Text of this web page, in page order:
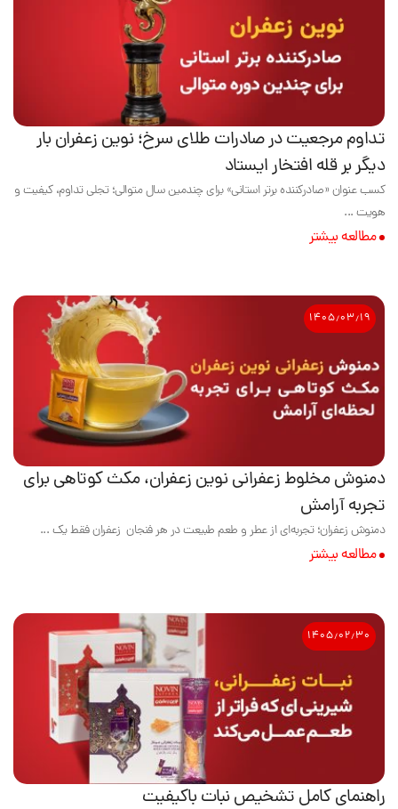
تداوم مرجعیت در صادرات طلای سرخ؛ نوین زعفران بار
دیگر بر قله افتخار ایستاد
کسب عنوان «صادرکننده برتر استانی» برای چندمین سال متوالی؛ تجلی تداوم، کیفیت و
هویت ...
مطالعه بیشتر
۱۴۰۵٫۰۳٫۱۹
دمنوش مخلوط زعفرانی نوین زعفران، مکث کوتاهی برای
تجربه آرامش
دمنوش زعفران؛ تجربه‌ای از عطر و طعم طبیعت در هر فنجان زعفران فقط یک ...
مطالعه بیشتر
۱۴۰۵٫۰۲٫۳۰
راهنمای کامل تشخیص نبات باکیفیت